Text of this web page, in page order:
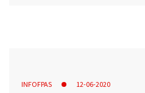
INFOFPAS 12-06-2020